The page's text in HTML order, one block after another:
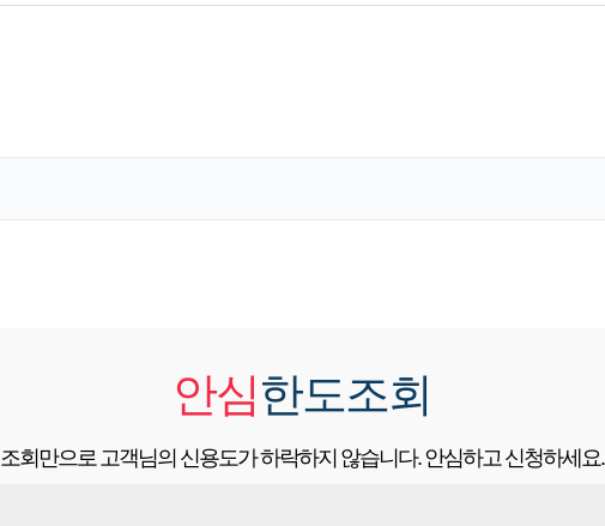
안심한도조회
조회만으로 고객님의 신용도가 하락하지 않습니다. 안심하고 신청하세요.